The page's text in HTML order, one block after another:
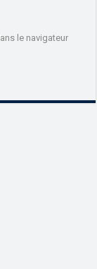
le navigateur